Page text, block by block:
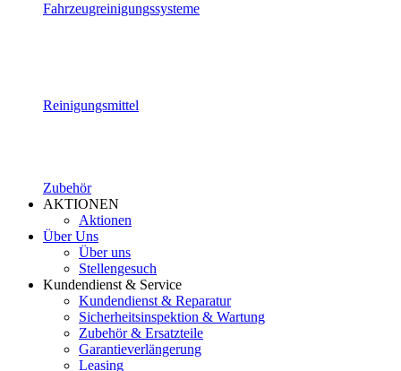
Fahrzeugreinigungssysteme
Reinigungsmittel
Zubehör
AKTIONEN
Aktionen
Über Uns
Über uns
Stellengesuch
Kundendienst & Service
Kundendienst & Reparatur
Sicherheitsinspektion & Wartung
Zubehör & Ersatzteile
Garantieverlängerung
Leasing